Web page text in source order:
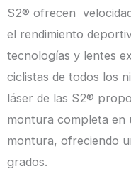
S2® ofrecen
el rendimiento
tecnologías y lentes
ciclistas de todos los
láser de las S2®
montura completa en
montura, ofreciendo
​​grados.